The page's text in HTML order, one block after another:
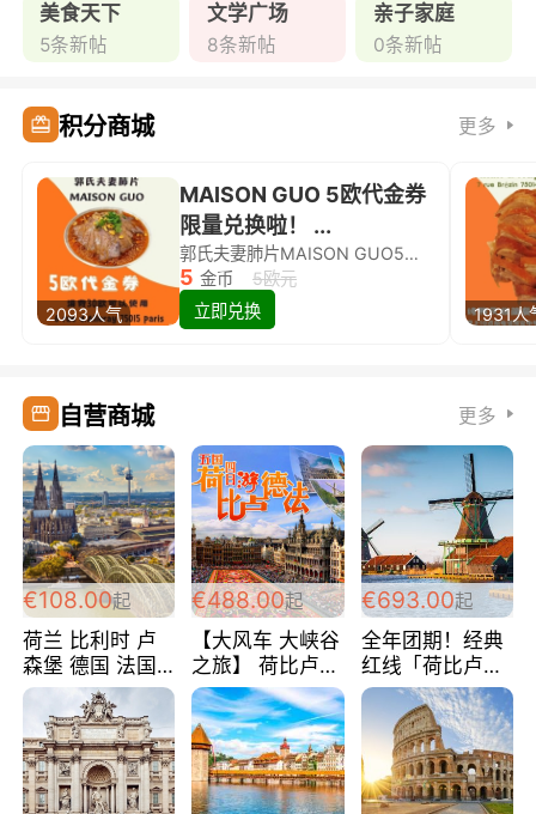
美食天下
5条新帖
文学广场
8条新帖
亲子家庭
0条新帖
积分商城 更多
2093人气
MAISON GUO 5欧代金券
限量兑换啦！ ...
郭氏夫妻肺片MAISON GUO5欧代金券限量兑换啦！
5 金币
5欧元
立即兑换
1931人
自营商城 更多
€108.00起
荷兰 比利时 卢
森堡 德国 法国
超爽玩遍西欧 循
环线 全程四星宾
馆 108欧/人/天
€488.00起
【大风车 大峡谷
之旅】 荷比卢德
法 巴黎上下 经
典五国四日游
488欧/人
€693.00起
全年团期！经典
红线「荷比卢德
法」七天循环 五
国 仅售99欧/人/
天！巴黎上下！
包拼房~